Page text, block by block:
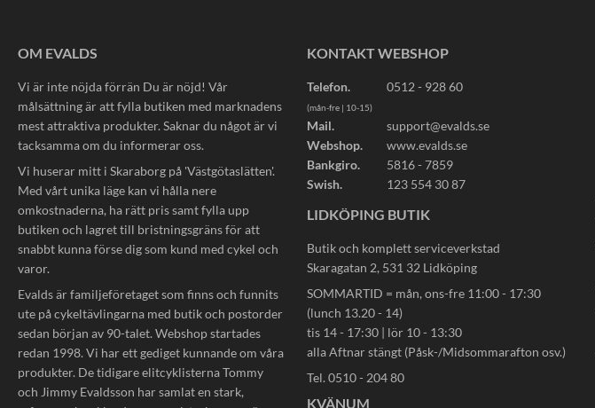
OM EVALDS
Vi är inte nöjda förrän Du är nöjd! Vår
målsättning är att fylla butiken med marknadens
mest attraktiva produkter. Saknar du något är vi
tacksamma om du informerar oss.
Vi huserar mitt i Skaraborg på 'Västgötaslätten'.
Med vårt unika läge kan vi hålla nere
omkostnaderna, ha rätt pris samt fylla upp
butiken och lagret till bristningsgräns för att
snabbt kunna förse dig som kund med cykel och
varor.
Evalds är familjeföretaget som finns och funnits
ute på cykeltävlingarna med butik och postorder
sedan början av 90-talet. Webshop startades
redan 1998. Vi har ett gediget kunnande om våra
produkter. De tidigare elitcyklisterna Tommy
och Jimmy Evaldsson har samlat en stark,
KONTAKT WEBSHOP
Telefon. 0512 - 928 60
(mån-fre | 10-15)
Mail.
support@evalds.se
Webshop.
www.evalds.se
Bankgiro.
5816 - 7859
Swish.
123 554 30 87
LIDKÖPING BUTIK
Butik och komplett serviceverkstad
Skaragatan 2, 531 32 Lidköping
SOMMARTID = mån, ons-fre 11:00 - 17:30
(lunch 13.20 - 14)
tis 14 - 17:30 | lör 10 - 13:30
alla Aftnar stängt (Påsk-/Midsommarafton osv.)
Tel. 0510 - 204 80
KVÄNUM